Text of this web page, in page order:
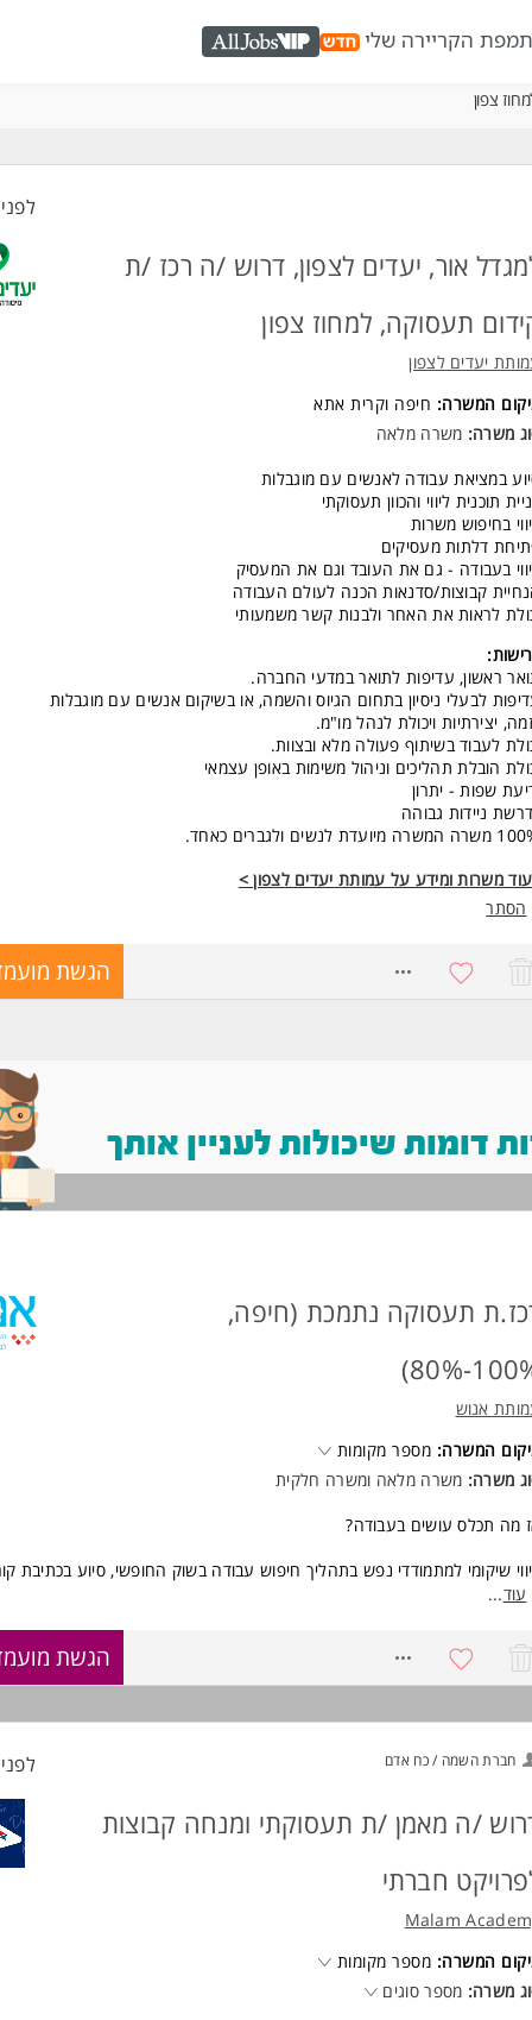
מפת הקריירה שלי AllJobs VIP
צפון
לפני 1 שעות
אור, יעדים לצפון, דרוש /ה רכז /ת
תעסוקה, למחוז צפון
יעדים לצפון
המשרה: חיפה וקרית אתא
משרה: משרה מלאה
במציאת עבודה לאנשים עם מוגבלות
תוכנית ליווי והכוון תעסוקתי
בחיפוש משרות
דלתות מעסיקים
בעבודה - גם את העובד וגם את המעסיק
קבוצות/סדנאות הכנה לעולם העבודה
לראות את האחר ולבנות קשר משמעותי
ראשון, עדיפות לתואר במדעי החברה.
לבעלי ניסיון בתחום הגיוס והשמה, או בשיקום אנשים עם מוגבלות
יצירתיות ויכולת לנהל מו"מ.
לעבוד בשיתוף פעולה מלא ובצוות.
הובלת תהליכים וניהול משימות באופן עצמאי
שפות - יתרון
ניידות גבוהה
מיועדת לנשים ולגברים כאחד.
משרות ומידע על עמותת יעדים לצפון >
הסתר
הגשת
דומות שיכולות לעניין אותך
תעסוקה נתמכת (חיפה,
100%-
אנוש
המשרה: מספר מקומות
משרה: משרה מלאה ומשרה חלקית
מה תכלס עושים בעבודה?
שיקומי למתמודדי נפש בתהליך חיפוש עבודה בשוק החופשי, סיוע בכתיבת
לראיונות, התנהלות מול מעסיקים ועבודה עם גורמים מקצועיים בקהילה.
למה כדאי לעבוד אצלנו?
להשפיע באופן משמעותי על רווחת המתמודדים ושיקומם.
קליטה לעובדים חדשים.
הדרכה וליווי מקצועי.
משרה: 100%-80%
מה צריך שיהיה לך?
עם רכב.
לעבודה אחר הצהריים
עוד...
הגשת
חברת השמה / כח אדם לפני 2 שעות
/ה מאמן /ת תעסוקתי ומנחה קבוצות
חברתי
Malam
המשרה: מספר מקומות
משרה: מספר סוגים